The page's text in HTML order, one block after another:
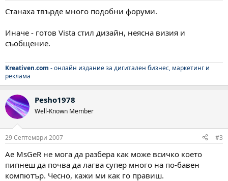
Станаха твърде много подобни форуми.
Иначе - готов Vista стил дизайн, неясна визия и
съобщение.
Kreativen.com - онлайн издание за дигитален бизнес, маркетинг и
реклама
Pesho1978
Well-Known Member
29 Септември 2007 #3
Ае MsGeR не мога да разбера как може всичко което
пипнеш да почва да лагва супер много на по-бавен
компютър. Чесно, кажи ми как го правиш.